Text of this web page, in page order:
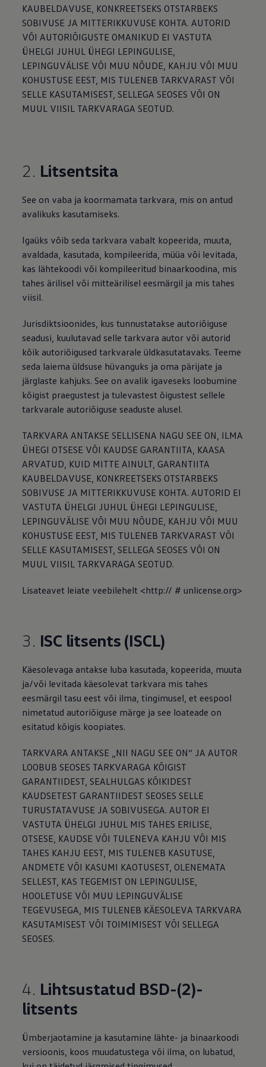
Mootoriõli ja töövedelikud
Veljed ja rehvid
Avarii- ja rikkeabi
Volkswageni teenindus
Lisatarvikud
Sise- ja väliskaitse
Transpordi- ja pagasilahendused
Meelelahutus ja elektroonika
Isikupärastamine
Seinalaadija ja laadimiskaablid
Klienditeave
Teie Volkswageni uusimad
Digitaalne juhend
Takata turvapadja ohutusalane tagasikutsumine
KAUBELDAVUSE, KONKREETSEKS OTSTARBEKS
SOBIVUSE JA MITTERIKKUVUSE KOHTA. AUTORID
VÕI AUTORIÕIGUSTE OMANIKUD EI VASTUTA
ÜHELGI JUHUL ÜHEGI LEPINGULISE,
LEPINGUVÄLISE VÕI MUU NÕUDE, KAHJU VÕI MUU
KOHUSTUSE EEST, MIS TULENEB TARKVARAST VÕI
SELLE KASUTAMISEST, SELLEGA SEOSES VÕI ON
MUUL VIISIL TARKVARAGA SEOTUD.
2. Litsentsita
See on vaba ja koormamata tarkvara, mis on antud
avalikuks kasutamiseks.
Igaüks võib seda tarkvara vabalt kopeerida, muuta,
avaldada, kasutada, kompileerida, müüa või levitada,
kas lähtekoodi või kompileeritud binaarkoodina, mis
tahes ärilisel või mitteärilisel eesmärgil ja mis tahes
viisil.
Jurisdiktsioonides, kus tunnustatakse autoriõiguse
seadusi, kuulutavad selle tarkvara autor või autorid
kõik autoriõigused tarkvarale üldkasutatavaks. Teeme
seda laiema üldsuse hüvanguks ja oma pärijate ja
järglaste kahjuks. See on avalik igaveseks loobumine
kõigist praegustest ja tulevastest õigustest sellele
tarkvarale autoriõiguse seaduste alusel.
TARKVARA ANTAKSE SELLISENA NAGU SEE ON, ILMA
ÜHEGI OTSESE VÕI KAUDSE GARANTIITA, KAASA
ARVATUD, KUID MITTE AINULT, GARANTIITA
KAUBELDAVUSE, KONKREETSEKS OTSTARBEKS
SOBIVUSE JA MITTERIKKUVUSE KOHTA. AUTORID EI
VASTUTA ÜHELGI JUHUL ÜHEGI LEPINGULISE,
LEPINGUVÄLISE VÕI MUU NÕUDE, KAHJU VÕI MUU
KOHUSTUSE EEST, MIS TULENEB TARKVARAST VÕI
SELLE KASUTAMISEST, SELLEGA SEOSES VÕI ON
MUUL VIISIL TARKVARAGA SEOTUD.
Lisateavet leiate veebilehelt <http:// # unlicense.org>
3. ISC litsents (ISCL)
Käesolevaga antakse luba kasutada, kopeerida, muuta
ja/või levitada käesolevat tarkvara mis tahes
eesmärgil tasu eest või ilma, tingimusel, et eespool
nimetatud autoriõiguse märge ja see loateade on
esitatud kõigis koopiates.
TARKVARA ANTAKSE „NII NAGU SEE ON“ JA AUTOR
LOOBUB SEOSES TARKVARAGA KÕIGIST
GARANTIIDEST, SEALHULGAS KÕIKIDEST
KAUDSETEST GARANTIIDEST SEOSES SELLE
TURUSTATAVUSE JA SOBIVUSEGA. AUTOR EI
VASTUTA ÜHELGI JUHUL MIS TAHES ERILISE,
OTSESE, KAUDSE VÕI TULENEVA KAHJU VÕI MIS
TAHES KAHJU EEST, MIS TULENEB KASUTUSE,
ANDMETE VÕI KASUMI KAOTUSEST, OLENEMATA
SELLEST, KAS TEGEMIST ON LEPINGULISE,
HOOLETUSE VÕI MUU LEPINGUVÄLISE
TEGEVUSEGA, MIS TULENEB KÄESOLEVA TARKVARA
KASUTAMISEST VÕI TOIMIMISEST VÕI SELLEGA
SEOSES.
4. Lihtsustatud BSD-(2)-
litsents
Ümberjaotamine ja kasutamine lähte- ja binaarkoodi
versioonis, koos muudatustega või ilma, on lubatud,